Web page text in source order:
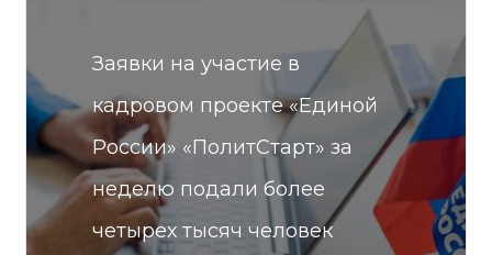
Заявки на участие в
кадровом проекте «Единой
России» «ПолитСтарт» за
неделю подали более
четырех тысяч человек